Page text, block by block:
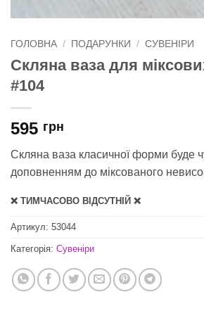
ГОЛОВНА / ПОДАРУНКИ / СУВЕНІРИ
Скляна ваза для
#104
595 грн
Скляна ваза класичної форми буде
доповненням до міксованого
❌ ТИМЧАСОВО ВІДСУТНІЙ ❌
Артикул: 53044
Категорія: Сувеніри